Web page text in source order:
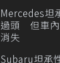
Mercedes坦
過頭 但車內
消失
Subaru坦承